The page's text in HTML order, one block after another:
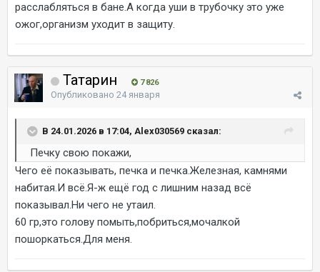
расслабляться в бане.А когда уши в трубочку это уже
ожог,организм уходит в защиту.
Татарин 7 826
Опубликовано 24 января
В 24.01.2026 в 17:04, Alex030569 сказал:
Печку свою покажи,
Чего её показывать, печка и печка.Железная, камнями
набитая.И всё.Я-ж ещё год с лишним назад всё
показывал.Ни чего не утаил.
60 гр,это голову помыть,побриться,мочалкой
пошоркаться.Для меня.